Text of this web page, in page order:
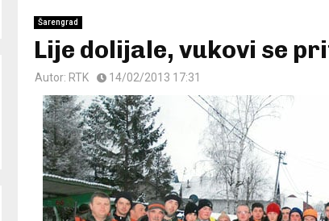
Šarengrad
Lije dolijale, vukovi se
Autor: RTK 14/02/2013 17:31